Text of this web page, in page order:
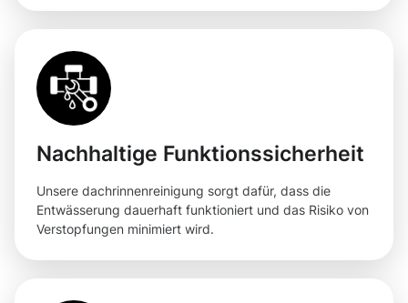
Nachhaltige Funktionssicherheit
Unsere dachrinnenreinigung sorgt dafür, dass die
Entwässerung dauerhaft funktioniert und das Risiko von
Verstopfungen minimiert wird.